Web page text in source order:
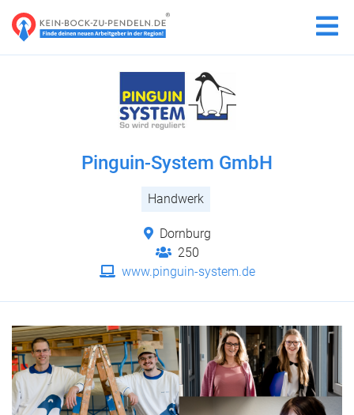
Pinguin-System GmbH
Handwerk
Dornburg
250
www.pinguin-system.de